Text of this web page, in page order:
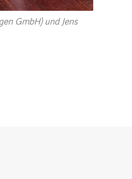
GmbH) und Jens